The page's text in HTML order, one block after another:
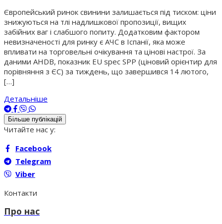
Європейський ринок свинини залишається під тиском: ціни
знижуються на тлі надлишкової пропозиції, вищих
забійних ваг і слабшого попиту. Додатковим фактором
невизначеності для ринку є АЧС в Іспанії, яка може
впливати на торговельні очікування та цінові настрої. За
даними AHDB, показник EU spec SPP (ціновий орієнтир для
порівняння з ЄС) за тиждень, що завершився 14 лютого,
[…]
Детальніше
Більше публікацій
Читайте нас у:
Facebook
Telegram
Viber
Контакти
Про нас